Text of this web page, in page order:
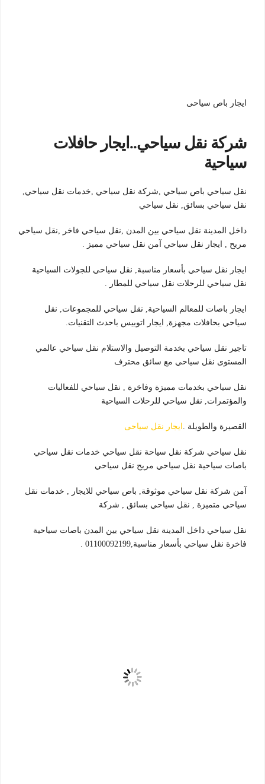
ايجار باص سياحى
شركة نقل سياحي..ايجار حافلات
سياحية
نقل سياحي باص سياحي ,شركة نقل سياحي ,خدمات نقل سياحي,
نقل سياحي بسائق, نقل سياحي
داخل المدينة نقل سياحي بين المدن ,نقل سياحي فاخر ,نقل سياحي
مريح , ايجار نقل سياحي آمن نقل سياحي مميز .
ايجار نقل سياحي بأسعار مناسبة, نقل سياحي للجولات السياحية
نقل سياحي للرحلات نقل سياحي للمطار .
ايجار باصات للمعالم السياحية, نقل سياحي للمجموعات, نقل
سياحي بحافلات مجهزة, ايجار اتوبيس باحدث التقنيات.
تاجير نقل سياحي بخدمة التوصيل والاستلام نقل سياحي عالمي
المستوى نقل سياحي مع سائق محترف
نقل سياحي بخدمات مميزة وفاخرة , نقل سياحي للفعاليات
والمؤتمرات, نقل سياحي للرحلات السياحية
القصيرة والطويلة . ايجار نقل سياحى
نقل سياحي شركة نقل سياحة نقل سياحي خدمات نقل سياحي
باصات سياحية نقل سياحي مريح نقل سياحي
آمن شركة نقل سياحي موثوقة, باص سياحي للايجار , خدمات نقل
سياحي متميزة , نقل سياحي بسائق , شركة
نقل سياحي داخل المدينة نقل سياحي بين المدن باصات سياحية
فاخرة نقل سياحي بأسعار مناسبة,01100092199 .